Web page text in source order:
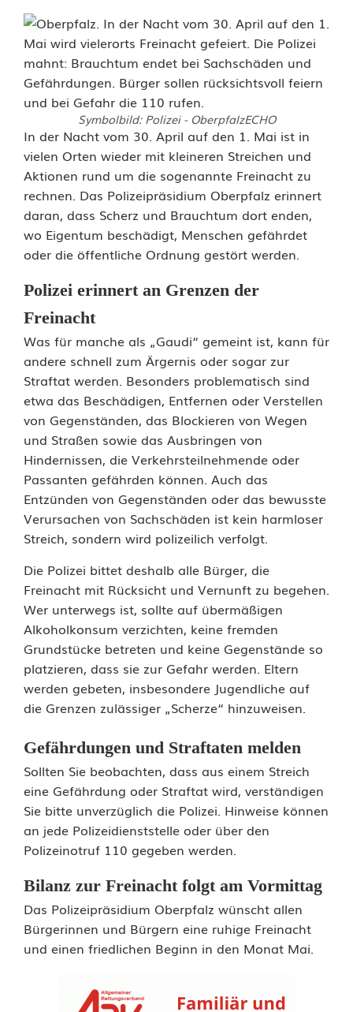
Symbolbild: Polizei - OberpfalzECHO
P
o
l
i
z
e
i
w
a
r
n
t
v
o
r
g
e
f
ä
h
r
l
i
c
h
e
n
S
In der Nacht vom 30. April auf den 1. Mai ist in
vielen Orten wieder mit kleineren Streichen und
Aktionen rund um die sogenannte Freinacht zu
rechnen. Das Polizeipräsidium Oberpfalz erinnert
daran, dass Scherz und Brauchtum dort enden,
wo Eigentum beschädigt, Menschen gefährdet
oder die öffentliche Ordnung gestört werden.
Polizei erinnert an Grenzen der
Freinacht
Was für manche als „Gaudi“ gemeint ist, kann für
andere schnell zum Ärgernis oder sogar zur
Straftat werden. Besonders problematisch sind
etwa das Beschädigen, Entfernen oder Verstellen
von Gegenständen, das Blockieren von Wegen
und Straßen sowie das Ausbringen von
Hindernissen, die Verkehrsteilnehmende oder
Passanten gefährden können. Auch das
Entzünden von Gegenständen oder das bewusste
Verursachen von Sachschäden ist kein harmloser
Streich, sondern wird polizeilich verfolgt.
Die Polizei bittet deshalb alle Bürger, die
Freinacht mit Rücksicht und Vernunft zu begehen.
Wer unterwegs ist, sollte auf übermäßigen
Alkoholkonsum verzichten, keine fremden
Grundstücke betreten und keine Gegenstände so
platzieren, dass sie zur Gefahr werden. Eltern
werden gebeten, insbesondere Jugendliche auf
die Grenzen zulässiger „Scherze“ hinzuweisen.
Gefährdungen und Straftaten melden
Sollten Sie beobachten, dass aus einem Streich
eine Gefährdung oder Straftat wird, verständigen
Sie bitte unverzüglich die Polizei. Hinweise können
an jede Polizeidienststelle oder über den
Polizeinotruf 110 gegeben werden.
Bilanz zur Freinacht folgt am Vormittag
Das Polizeipräsidium Oberpfalz wünscht allen
Bürgerinnen und Bürgern eine ruhige Freinacht
und einen friedlichen Beginn in den Monat Mai.